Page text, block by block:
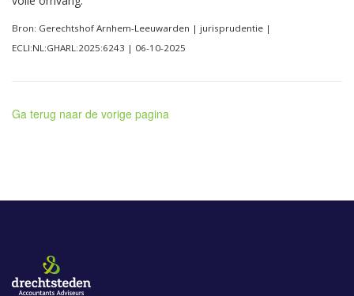
Bron: Gerechtshof Arnhem-Leeuwarden | jurisprudentie |
ECLI:NL:GHARL:2025:6243 | 06-10-2025
Ga terug naar de vorige pagina